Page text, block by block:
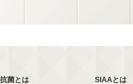
抗菌とは SIAAとは